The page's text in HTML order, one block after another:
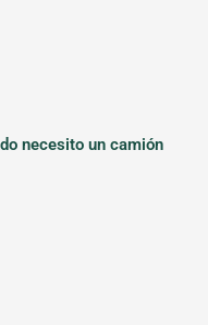
necesito un camión